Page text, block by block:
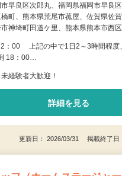
早良区次郎丸、福岡県福岡市早良
町、熊本県荒尾市菰屋、佐賀県佐賀
神埼町田道ケ里、熊本県熊本市西
：00 上記の中で1日2～3時間程度
18：00…
経験者大歓迎！
詳細を見る
更新日： 2026/03/31 掲載終了日